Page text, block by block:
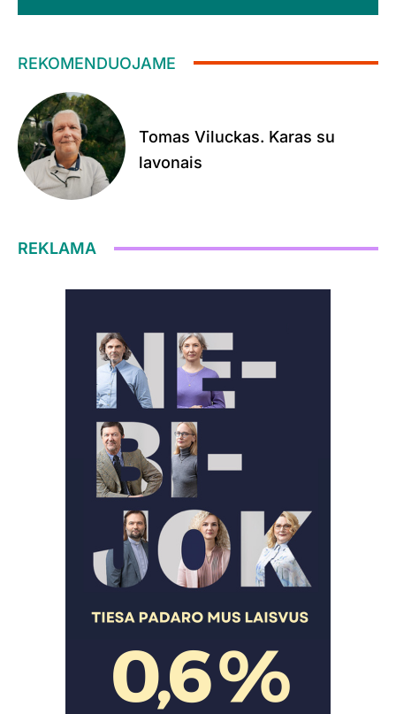
REKOMENDUOJAME
Tomas Viluckas. Karas su
lavonais
REKLAMA